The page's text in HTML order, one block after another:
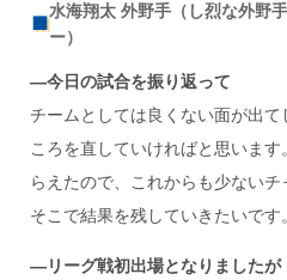
水海翔太 外野手（し烈な外野
ー）
―今日の試合を振り返って
チームとしては良くない面が出
ころを直していければと思いま
らえたので、これからも少ない
そこで結果を残していきたいです。
―リーグ戦初出場となりましたが